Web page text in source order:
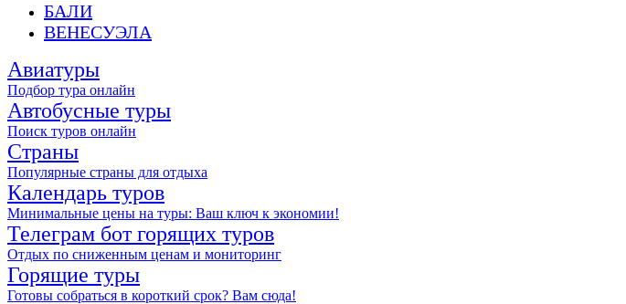
БАЛИ
ВЕНЕСУЭЛА
Авиатуры
Подбор тура онлайн
Автобусные туры
Поиск туров онлайн
Страны
Популярные страны для отдыха
Календарь туров
Минимальные цены на туры: Ваш ключ к экономии!
Телеграм бот горящих туров
Отдых по сниженным ценам и мониторинг
Горящие туры
Готовы собраться в короткий срок? Вам сюда!